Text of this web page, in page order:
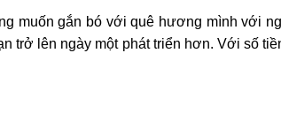
muốn gắn bó với quê hương mình với
trở lên ngày một phát triển hơn. Với số